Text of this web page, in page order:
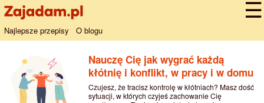
Najlepsze przepisy O blogu
Nauczę Cię jak wygrać każdą
kłótnię i konflikt, w pracy i w domu
Czujesz, że tracisz kontrolę w kłótniach? Masz dość
sytuacji, w których czyjeś zachowanie Cię